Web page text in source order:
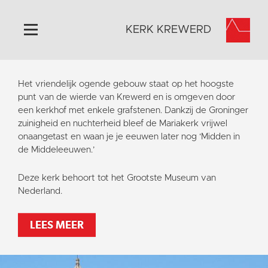
Home
Algemeen
Historie
Omgeving
Het Grootste Museum
Activiteiten
Steun ons
Contact
Vaktaal
KERK KREWERD
Het vriendelijk ogende gebouw staat op het hoogste
punt van de wierde van Krewerd en is omgeven door
een kerkhof met enkele grafstenen. Dankzij de Groninger
zuinigheid en nuchterheid bleef de Mariakerk vrijwel
onaangetast en waan je je eeuwen later nog ‘Midden in
de Middeleeuwen.’
Deze kerk behoort tot het Grootste Museum van
Nederland.
LEES MEER